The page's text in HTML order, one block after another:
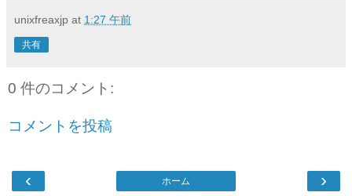
unixfreaxjp at 1:27 午前
共有
0 件のコメント:
コメントを投稿
‹ ›
ホーム